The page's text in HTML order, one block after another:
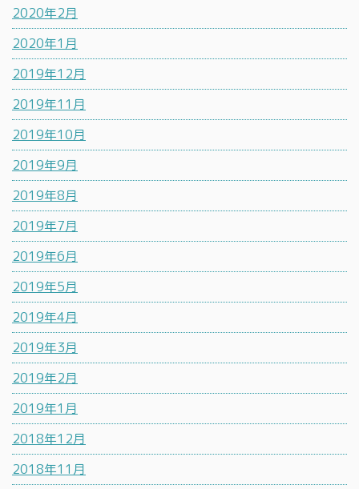
2020年2月
2020年1月
2019年12月
2019年11月
2019年10月
2019年9月
2019年8月
2019年7月
2019年6月
2019年5月
2019年4月
2019年3月
2019年2月
2019年1月
2018年12月
2018年11月